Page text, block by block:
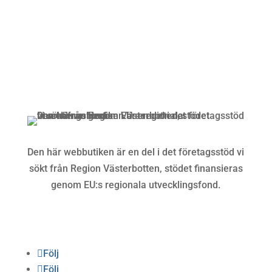
Den här webbutiken är en del i det företagsstöd vi
sökt från Region Västerbotten, stödet finansieras
genom EU:s regionala utvecklingsfond.
Följ
Följ